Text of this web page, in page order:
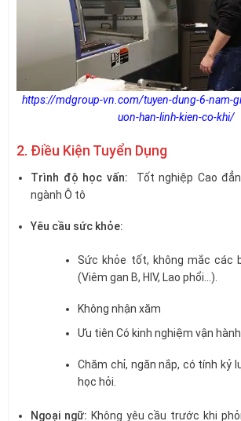
https://mdgroup-vn.com/tuyen-dung-6-nam-
uon-han-linh-kien-co-khi/
2. Điều Kiện Tuyển Dụng
Trình độ học vấn: Tốt nghiệp Cao
ngành Ô tô
Yêu cầu sức khỏe:
Sức khỏe tốt, không mắc các
(Viêm gan B, HIV, Lao phổi…).
Không nhận xăm
Ưu tiên Có kinh nghiệm vận
Chăm chỉ, ngăn nắp, có tính kỷ
học hỏi.
Ngoại ngữ: Không yêu cầu trước khi